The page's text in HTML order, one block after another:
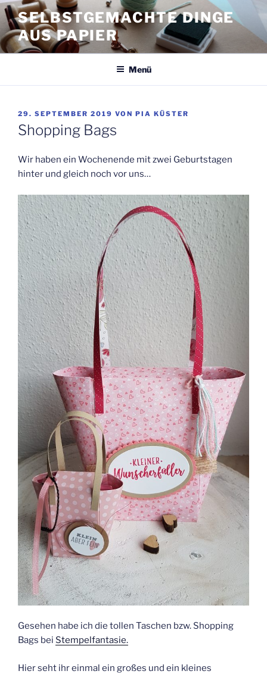
Zum
Inhalt
springen
SELBSTGEMACHTE DINGE
AUS PAPIER
Menü
VERÖFFENTLICHT
AM
29. SEPTEMBER 2019 VON PIA KÜSTER
Shopping Bags
Wir haben ein Wochenende mit zwei Geburtstagen
hinter und gleich noch vor uns…
Gesehen habe ich die tollen Taschen bzw. Shopping
Bags bei Stempelfantasie.
Hier seht ihr einmal ein großes und ein kleines